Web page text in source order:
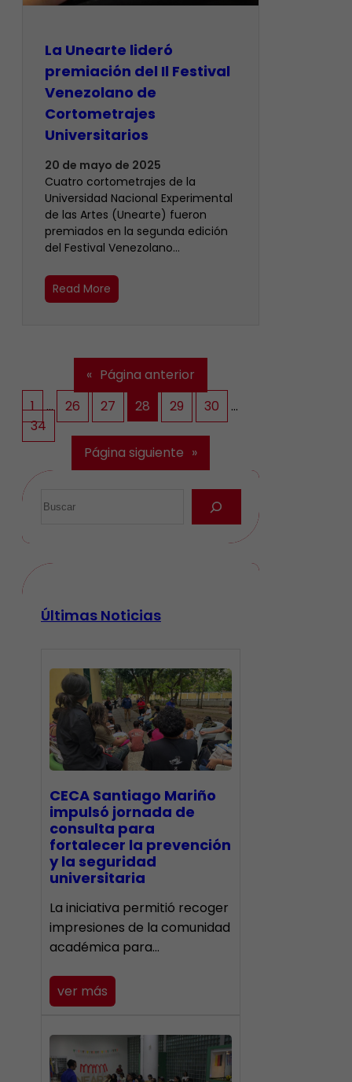
La Unearte lideró
premiación del Il Festival
Venezolano de
Cortometrajes
Universitarios
20 de mayo de 2025
Cuatro cortometrajes de la
Universidad Nacional Experimental
de las Artes (Unearte) fueron
premiados en la segunda edición
del Festival Venezolano…
Read More
« Página anterior
1
… 26 27 28 29 30
…
34
Página siguiente »
Últimas Noticias
CECA Santiago Mariño
impulsó jornada de
consulta para
fortalecer la prevención
y la seguridad
universitaria
La iniciativa permitió recoger
impresiones de la comunidad
académica para…
ver más